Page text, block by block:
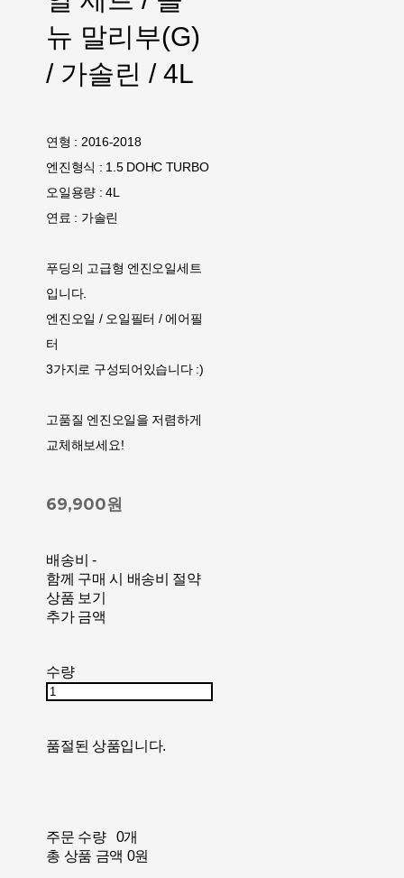
뉴 말리부(G)
/ 가솔린 / 4L
연형 : 2016-2018
엔진형식 : 1.5 DOHC TURBO
오일용량 : 4L
연료 : 가솔린
푸딩의 고급형 엔진오일세트
입니다.
엔진오일 / 오일필터 / 에어필
터
3가지로 구성되어있습니다 :)
고품질 엔진오일을 저렴하게
교체해보세요!
69,900원
배송비 -
함께 구매 시 배송비 절약
상품 보기
추가 금액
수량
품절된 상품입니다.
주문 수량
0개
총 상품 금액 0원